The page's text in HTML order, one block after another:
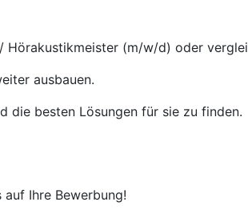
Hörakustikmeister (m/w/d) oder
ausbauen.
die besten Lösungen für sie zu finden.
Ihre Bewerbung!